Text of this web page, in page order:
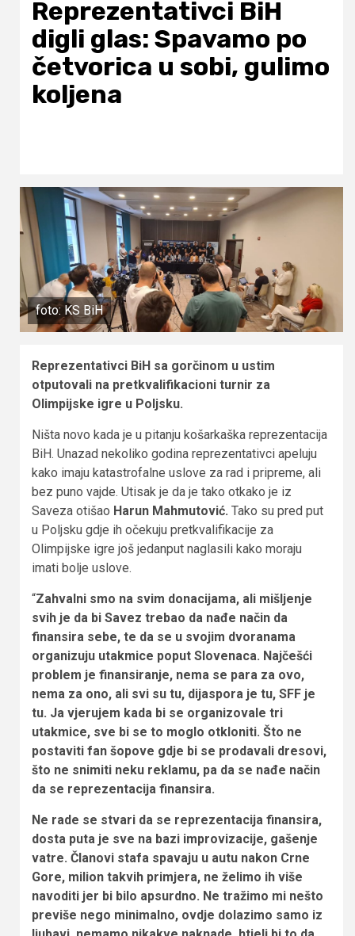
Reprezentativci BiH
digli glas: Spavamo po
četvorica u sobi, gulimo
koljena
foto: KS BiH
Reprezentativci BiH sa gorčinom u ustim
otputovali na pretkvalifikacioni turnir za
Olimpijske igre u Poljsku.
Ništa novo kada je u pitanju košarkaška reprezentacija
BiH. Unazad nekoliko godina reprezentativci apeluju
kako imaju katastrofalne uslove za rad i pripreme, ali
bez puno vajde. Utisak je da je tako otkako je iz
Saveza otišao Harun Mahmutović. Tako su pred put
u Poljsku gdje ih očekuju pretkvalifikacije za
Olimpijske igre još jedanput naglasili kako moraju
imati bolje uslove.
“Zahvalni smo na svim donacijama, ali mišljenje
svih je da bi Savez trebao da nađe način da
finansira sebe, te da se u svojim dvoranama
organizuju utakmice poput Slovenaca. Najčešći
problem je finansiranje, nema se para za ovo,
nema za ono, ali svi su tu, dijaspora je tu, SFF je
tu. Ja vjerujem kada bi se organizovale tri
utakmice, sve bi se to moglo otkloniti. Što ne
postaviti fan šopove gdje bi se prodavali dresovi,
što ne snimiti neku reklamu, pa da se nađe način
da se reprezentacija finansira.
Ne rade se stvari da se reprezentacija finansira,
dosta puta je sve na bazi improvizacije, gašenje
vatre. Članovi stafa spavaju u autu nakon Crne
Gore, milion takvih primjera, ne želimo ih više
navoditi jer bi bilo apsurdno. Ne tražimo mi nešto
previše nego minimalno, ovdje dolazimo samo iz